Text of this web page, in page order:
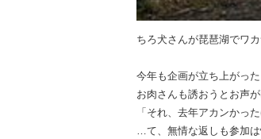
ちろ犬さんが琵琶湖でワ
今年も企画が立ち上がっ
お肉さんも誘おうとお声が
「それ、去年アカンかっ
…て、無情な返しも参加は